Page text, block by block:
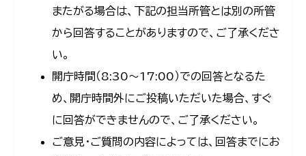
またがる場合は、下記の担当所管とは別の所管
から回答することがありますので、ご了承くださ
い。
開庁時間（8:30〜17:00）での回答となるた
め、開庁時間外にご投稿いただいた場合、すぐ
に回答ができませんので、ご了承ください。
ご意見・ご質問の内容によっては、回答までにお